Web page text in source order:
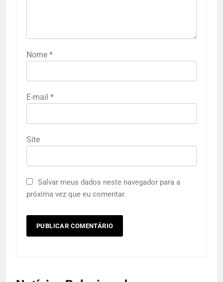
Nome *
E-mail *
Site
Salvar meus dados neste navegador para a
próxima vez que eu comentar.